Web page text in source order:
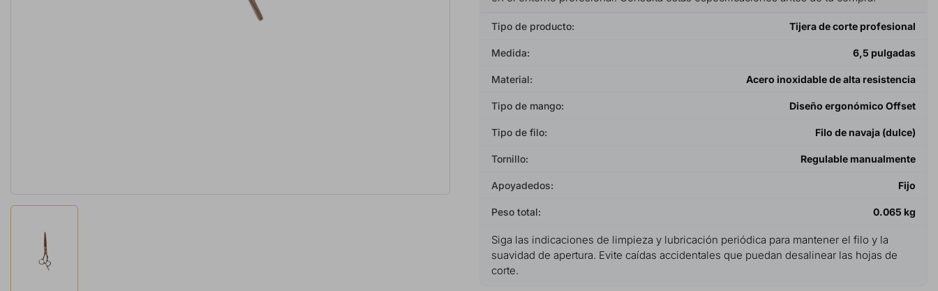
Tipo de producto: Tijera de corte profesional
Medida: 6,5 pulgadas
Material: Acero inoxidable de alta resistencia
Tipo de mango: Diseño ergonómico Offset
Tipo de filo: Filo de navaja (dulce)
Tornillo: Regulable manualmente
Apoyadedos: Fijo
Peso total: 0.065 kg
Siga las indicaciones de limpieza y lubricación periódica para mantener el filo y la
suavidad de apertura. Evite caídas accidentales que puedan desalinear las hojas de
corte.